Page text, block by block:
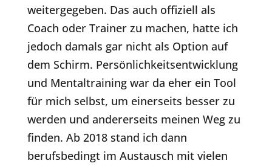
weitergegeben. Das auch offiziell als
Coach oder Trainer zu machen, hatte ich
jedoch damals gar nicht als Option auf
dem Schirm. Persönlichkeitsentwicklung
und Mentaltraining war da eher ein Tool
für mich selbst, um einerseits besser zu
werden und andererseits meinen Weg zu
finden. Ab 2018 stand ich dann
berufsbedingt im Austausch mit vielen